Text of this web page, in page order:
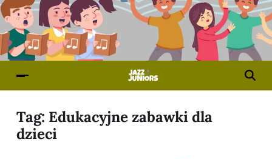
Tag: Edukacyjne zabawki dla
dzieci